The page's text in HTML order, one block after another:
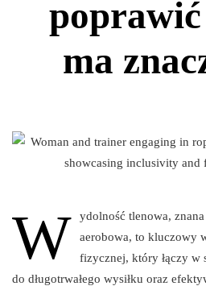
ma
W
ydolność tlenowa,
aerobowa, to kluczowy
fizycznej, który łączy w
do długotrwałego wysiłku oraz